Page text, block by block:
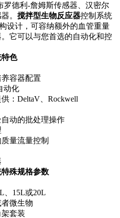
罗德利-詹姆斯传感器、汉密尔
。 搅拌型生物反应器控制系统
设计，可容纳额外的血管重量
它可以与您首选的自动化和控
色
容器配置
动化
：DeltaV、Rockwell
动的批处理操作
量流量控制
殊规格参数
、15L或20L
微生物
套装